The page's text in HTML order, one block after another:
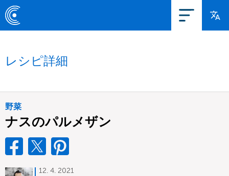
レシピ詳細
野菜
ナスのパルメザン
12. 4. 2021